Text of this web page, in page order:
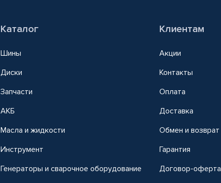
Каталог
Шины
Диски
Запчасти
АКБ
Масла и жидкости
Инструмент
Генераторы и сварочное оборудование
Клиентам
Акции
Контакты
Оплата
Доставка
Обмен и возврат
Гарантия
Договор-оферта